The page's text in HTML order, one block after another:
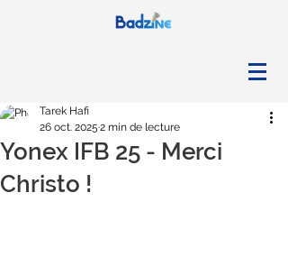
Yonex IFB 25 - Merci
Christo !
Tarek Hafi
26 oct. 2025 2 min de lecture